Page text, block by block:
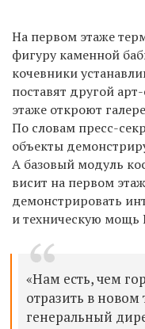
На первом этаже
фигуру каменной
кочевники
поставят другой
этаже откроют
По словам пресс-
объекты
А базовый модуль
висит на первом
демонстрировать
и техническую мощь
«Нам есть, чем
отразить в
генеральный